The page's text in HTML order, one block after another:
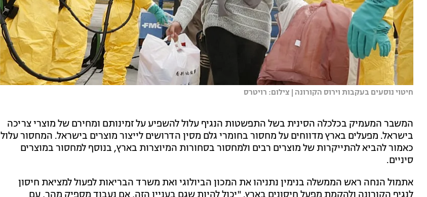
חיטוי נוסעים בעקבות וירוס הקורונה | צילום: רויטרס
המשבר המעמיק בכלכלה הסינית בשל התפשטות הנגיף עלול להשפיע על זמינותם ומחירם של מוצרי צריכה
בישראל. מפעלים בארץ מדווחים על מחסור בחומרי גלם מסין הדרושים לייצור מוצרים בישראל. המחסור עלול
כאמור להביא להתייקרות של מוצרים רבים ולמחסור בסחורות המיוצרות בארץ, בנוסף למחסור במוצרים
סיניים.
אתמול הנחה ראש הממשלה בנימין נתניהו את המכון הביולוגי ואת משרד הבריאות לפעול למציאת חיסון